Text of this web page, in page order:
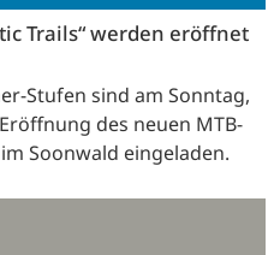
Trails“ werden eröffnet
Stufen sind am Sonntag,
des neuen MTB-
Soonwald eingeladen.